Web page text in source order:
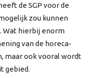
de SGP voor de
zou kunnen
Wat hierbij enorm
van de horeca-
maar ook vooral wordt
gebied.